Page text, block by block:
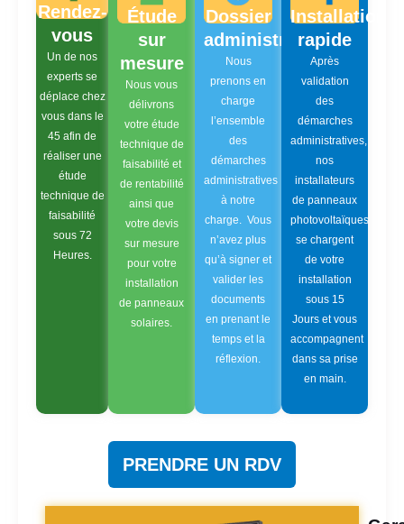
Rendez-
vous
Un de nos
experts se
déplace chez
vous dans le
45 afin de
réaliser une
étude
technique de
faisabilité
sous 72
Heures.
Étude
sur
mesure
Nous vous
délivrons
votre étude
technique de
faisabilité et
de rentabilité
ainsi que
votre devis
sur mesure
pour votre
installation
de panneaux
solaires.
Dossier
administratif
Nous
prenons en
charge
l’ensemble
des
démarches
administratives
à notre
charge. Vous
n’avez plus
qu’à signer et
valider les
documents
en prenant le
temps et la
réflexion.
Installation
rapide
Après
validation
des
démarches
administratives,
nos
installateurs
de panneaux
photovoltaïques
se chargent
de votre
installation
sous 15
Jours et vous
accompagnent
dans sa prise
en main.
PRENDRE UN RDV